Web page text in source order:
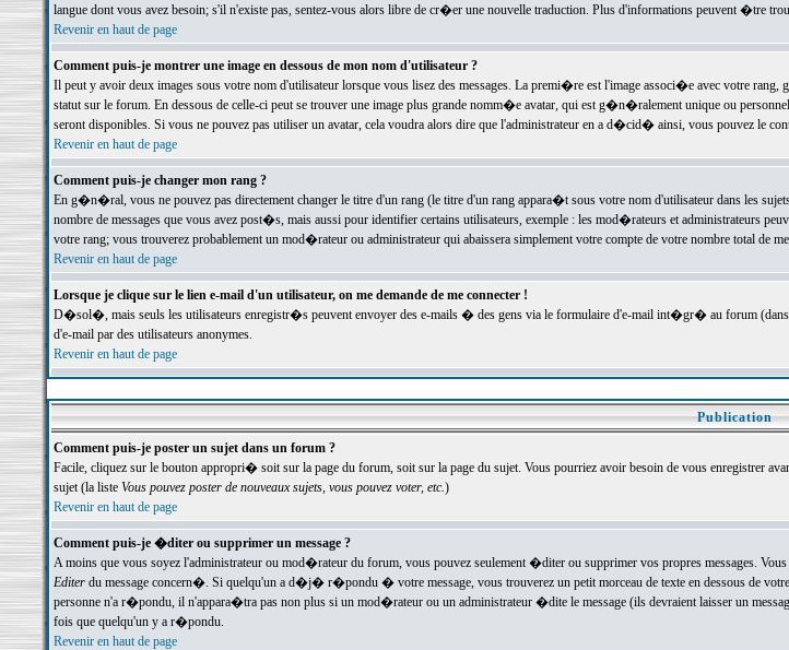
langue dont vous avez besoin; s'il n'existe pas, sentez-vous alors libre de cr�er une nouvelle traduction. Plus d'informations peuvent �tre
Revenir en haut de page
Comment puis-je montrer une image en dessous de mon nom d'utilisateur ?
Il peut y avoir deux images sous votre nom d'utilisateur lorsque vous lisez des messages. La premi�re est l'image associ�e avec votre
statut sur le forum. En dessous de celle-ci peut se trouver une image plus grande nomm�e avatar, qui est g�n�ralement unique ou
seront disponibles. Si vous ne pouvez pas utiliser un avatar, cela voudra alors dire que l'administrateur en a d�cid� ainsi, vous pouvez le
Revenir en haut de page
Comment puis-je changer mon rang ?
En g�n�ral, vous ne pouvez pas directement changer le titre d'un rang (le titre d'un rang appara�t sous votre nom d'utilisateur dans les
nombre de messages que vous avez post�s, mais aussi pour identifier certains utilisateurs, exemple : les mod�rateurs et administrateurs
votre rang; vous trouverez probablement un mod�rateur ou administrateur qui abaissera simplement votre compte de votre nombre total de
Revenir en haut de page
Lorsque je clique sur le lien e-mail d'un utilisateur, on me demande de me connecter !
D�sol�, mais seuls les utilisateurs enregistr�s peuvent envoyer des e-mails � des gens via le formulaire d'e-mail int�gr� au forum
d'e-mail par des utilisateurs anonymes.
Revenir en haut de page
Publication
Comment puis-je poster un sujet dans un forum ?
Facile, cliquez sur le bouton appropri� soit sur la page du forum, soit sur la page du sujet. Vous pourriez avoir besoin de vous enregistrer
sujet (la liste Vous pouvez poster de nouveaux sujets, vous pouvez voter, etc.)
Revenir en haut de page
Comment puis-je �diter ou supprimer un message ?
A moins que vous soyez l'administrateur ou mod�rateur du forum, vous pouvez seulement �diter ou supprimer vos propres messages.
Editerdu message concern�. Si quelqu'un a d�j� r�pondu � votre message, vous trouverez un petit morceau de texte en dessous de
personne n'a r�pondu, il n'appara�tra pas non plus si un mod�rateur ou un administrateur �dite le message (ils devraient laisser un
fois que quelqu'un y a r�pondu.
Revenir en haut de page